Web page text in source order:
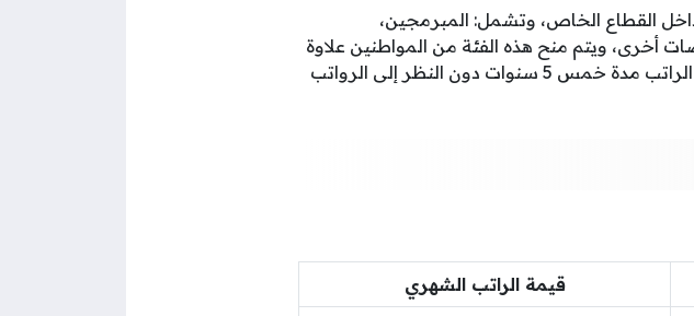
القطاع الخاص، وتشمل: المبرمجين،
أخرى، ويتم منح هذه الفئة من المواطنين علاوة
فوق الراتب مدة خمس 5 سنوات دون النظر إلى الرواتب
قيمة الراتب الشهري